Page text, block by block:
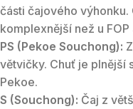
části čajového výhonku.
komplexnější než u FOP
PS (Pekoe Souchong):
větvičky. Chuť je plnější
Pekoe.
S (Souchong): Čaj z